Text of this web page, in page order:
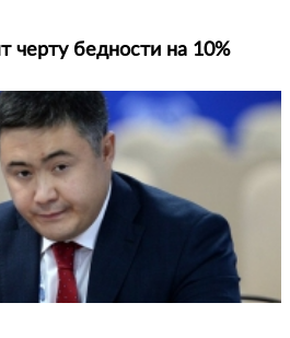
черту бедности на 10%